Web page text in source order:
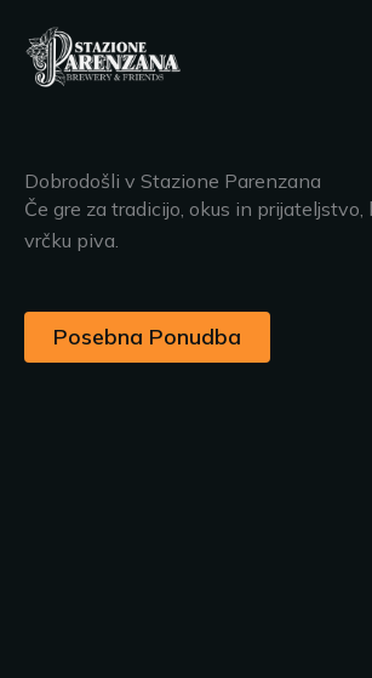
contenuto
Dobrodošli v Stazione Parenzana
Če gre za tradicijo, okus in prijateljstvo,
vrčku piva.
Posebna Ponudba